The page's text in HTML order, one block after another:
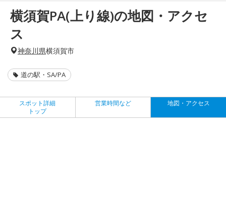
横須賀PA(上り線)の地図・アクセ
ス
神奈川県横須賀市
道の駅・SA/PA
スポット詳細
トップ
営業時間など 地図・アクセス